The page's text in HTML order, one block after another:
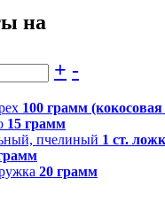
на
+ -
100 грамм (кокосовая
15 грамм
пчелиный 1 ст.
20 грамм